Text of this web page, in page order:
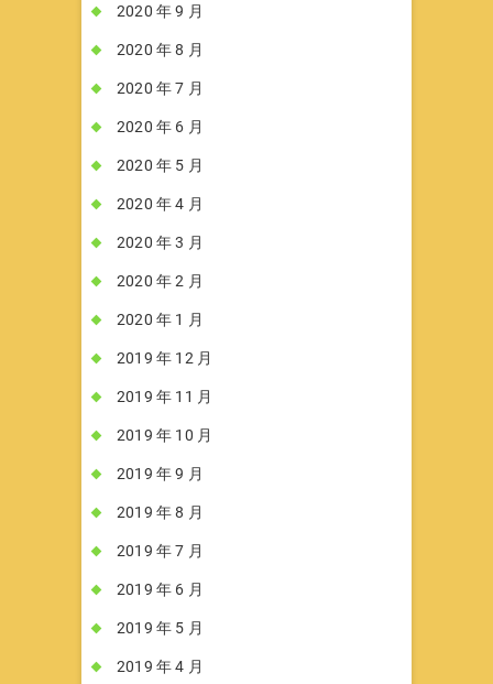
2020 年 9 月
2020 年 8 月
2020 年 7 月
2020 年 6 月
2020 年 5 月
2020 年 4 月
2020 年 3 月
2020 年 2 月
2020 年 1 月
2019 年 12 月
2019 年 11 月
2019 年 10 月
2019 年 9 月
2019 年 8 月
2019 年 7 月
2019 年 6 月
2019 年 5 月
2019 年 4 月